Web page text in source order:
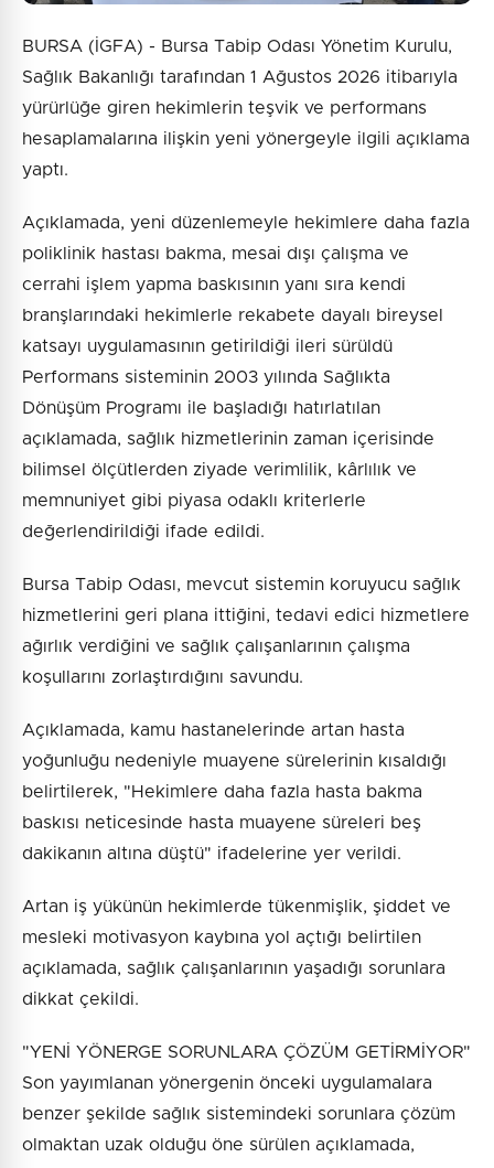
BURSA (İGFA) - Bursa Tabip Odası Yönetim Kurulu,
Sağlık Bakanlığı tarafından 1 Ağustos 2026 itibarıyla
yürürlüğe giren hekimlerin teşvik ve performans
hesaplamalarına ilişkin yeni yönergeyle ilgili açıklama
yaptı.
Açıklamada, yeni düzenlemeyle hekimlere daha fazla
poliklinik hastası bakma, mesai dışı çalışma ve
cerrahi işlem yapma baskısının yanı sıra kendi
branşlarındaki hekimlerle rekabete dayalı bireysel
katsayı uygulamasının getirildiği ileri sürüldü
Performans sisteminin 2003 yılında Sağlıkta
Dönüşüm Programı ile başladığı hatırlatılan
açıklamada, sağlık hizmetlerinin zaman içerisinde
bilimsel ölçütlerden ziyade verimlilik, kârlılık ve
memnuniyet gibi piyasa odaklı kriterlerle
değerlendirildiği ifade edildi.
Bursa Tabip Odası, mevcut sistemin koruyucu sağlık
hizmetlerini geri plana ittiğini, tedavi edici hizmetlere
ağırlık verdiğini ve sağlık çalışanlarının çalışma
koşullarını zorlaştırdığını savundu.
Açıklamada, kamu hastanelerinde artan hasta
yoğunluğu nedeniyle muayene sürelerinin kısaldığı
belirtilerek, "Hekimlere daha fazla hasta bakma
baskısı neticesinde hasta muayene süreleri beş
dakikanın altına düştü" ifadelerine yer verildi.
Artan iş yükünün hekimlerde tükenmişlik, şiddet ve
mesleki motivasyon kaybına yol açtığı belirtilen
açıklamada, sağlık çalışanlarının yaşadığı sorunlara
dikkat çekildi.
"YENİ YÖNERGE SORUNLARA ÇÖZÜM GETİRMİYOR"
Son yayımlanan yönergenin önceki uygulamalara
benzer şekilde sağlık sistemindeki sorunlara çözüm
olmaktan uzak olduğu öne sürülen açıklamada,